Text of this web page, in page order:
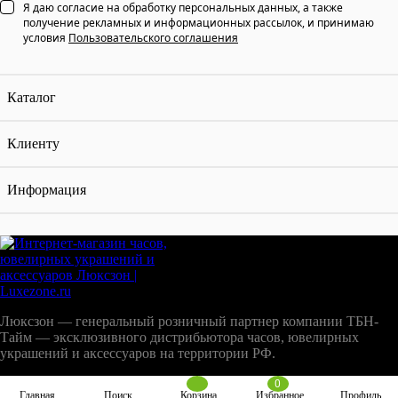
Каталог
Клиенту
Информация
Я даю согласие на обработку персональных данных, а также
получение рекламных и информационных рассылок, и принимаю
условия Пользовательского соглашения
Люксзон — генеральный розничный партнер компании ТБН-
Тайм — эксклюзивного дистрибьютора часов, ювелирных
украшений и аксессуаров на территории РФ.
Главная Поиск Корзина
0
Избранное
Профиль